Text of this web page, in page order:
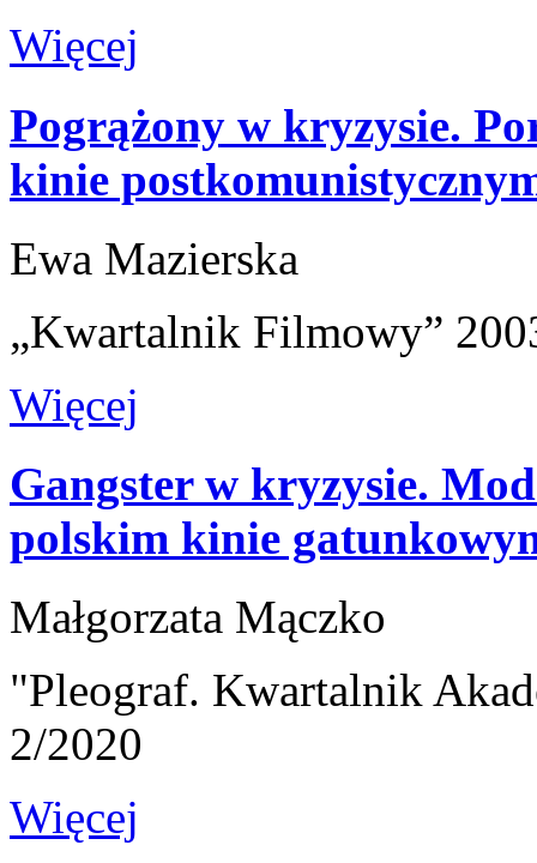
Więcej
Pogrążony w kryzysie.
kinie
Ewa Mazierska
„Kwartalnik Filmowy”
Więcej
Gangster w kryzysie.
polskim kinie
Małgorzata Mączko
"Pleograf. Kwartalnik
2/2020
Więcej